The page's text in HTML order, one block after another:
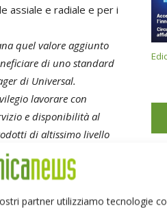
partner utilizziamo tecnologie
assiale e radiale e per i
quel valore aggiunto
di uno standard
di Universal.
lavorare con
e disponibilità al
di altissimo livello
prestigiosi e